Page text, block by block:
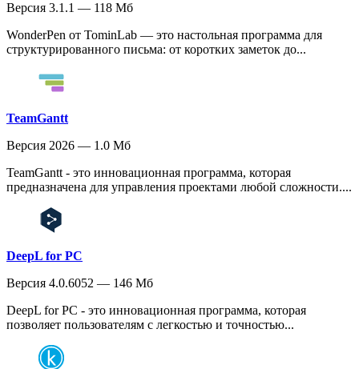
Версия 3.1.1 — 118 Мб
WonderPen от TominLab — это настольная программа для
структурированного письма: от коротких заметок до...
TeamGantt
Версия 2026 — 1.0 Мб
TeamGantt - это инновационная программа, которая
предназначена для управления проектами любой сложности....
DeepL for PC
Версия 4.0.6052 — 146 Мб
DeepL for PC - это инновационная программа, которая
позволяет пользователям с легкостью и точностью...